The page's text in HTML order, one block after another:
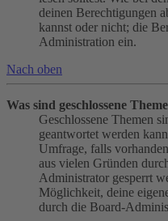
deinen Berechtigungen
kannst oder nicht; die
Administration ein.
Nach oben
Was sind geschlossene
Geschlossene Themen
geantwortet werden
Umfrage, falls
aus vielen Gründen
Administrator gesperrt
Möglichkeit, deine
durch die Board-